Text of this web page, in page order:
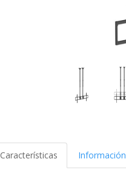
Características Información